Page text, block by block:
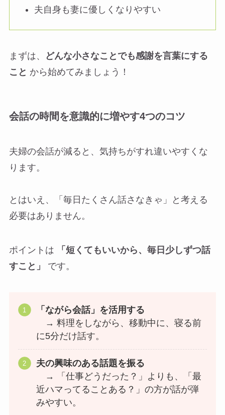
夫自身も妻に優しくなりやすい
まずは、
どんな小さなことでも感謝を言葉にする
こと から始めてみましょう！
会話の時間を意識的に増やす4つのコツ
夫婦の会話が減ると、気持ちがすれ違いやすくな
ります。
とはいえ、「毎日たくさん話さなきゃ」と考える
必要はありません。
ポイントは
「短くてもいいから、毎日少しずつ話
すこと」
です。
「ながら会話」を活用する
→ 料理をしながら、移動中に、寝る前
に5分だけ話す。
夫の興味のある話題を振る
→ 「仕事どうだった？」よりも、「最
近ハマってることある？」の方が話が弾
みやすい。